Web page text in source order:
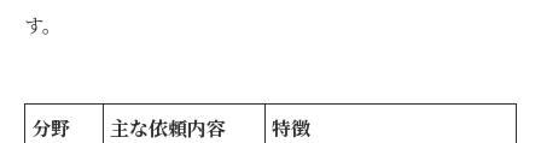
す。
分野 主な依頼内容 特徴